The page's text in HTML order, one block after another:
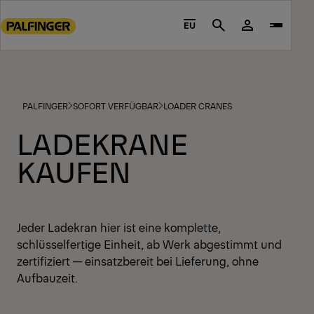
to
footer
EU Search
PALFINGER SOFORT VERFÜGBAR LOADER CRANES
LADEKRANE
KAUFEN
Jeder Ladekran hier ist eine komplette,
schlüsselfertige Einheit, ab Werk abgestimmt und
zertifiziert — einsatzbereit bei Lieferung, ohne
Aufbauzeit.